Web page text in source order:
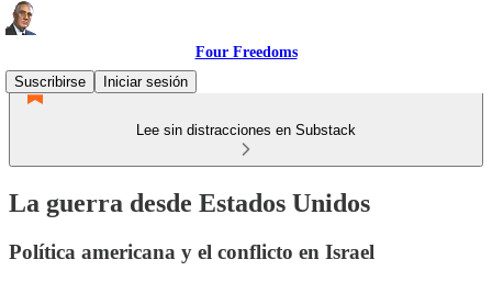
Four Freedoms
Suscribirse
Iniciar sesión
Lee sin distracciones en Substack
La guerra desde Estados Unidos
Política americana y el conflicto en Israel